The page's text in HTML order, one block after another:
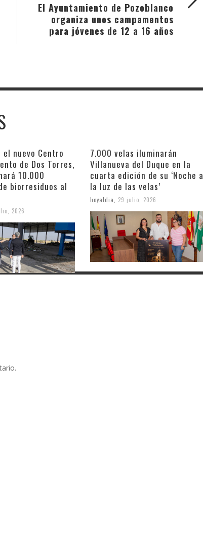
El Ayuntamiento de Pozoblanco
organiza unos campamentos
para jóvenes de 12 a 16 años
el nuevo Centro
de Dos Torres,
10.000
biorresiduos al
2026
7.000 velas iluminarán
Villanueva del Duque en la
cuarta edición de su ‘Noche a
la luz de las velas’
hoyaldia, 29 julio, 2026